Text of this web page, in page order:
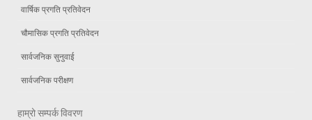
वार्षिक प्रगति प्रतिवेदन
चौमासिक प्रगति प्रतिवेदन
सार्वजनिक सुनुवाई
सार्वजनिक परीक्षण
हाम्रो सम्पर्क विवरण